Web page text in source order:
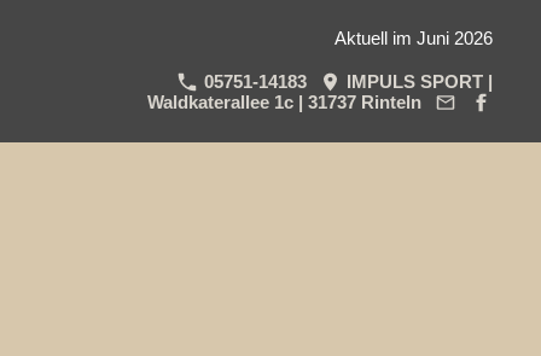
Aktuell im Juni 2026
05751-14183
IMPULS SPORT |
Waldkaterallee 1c | 31737 Rinteln